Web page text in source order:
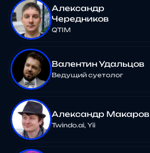
Александр
Чередников
QTIM
Валентин Удальцов
Ведущий суетолог
Александр Макаров
Twindo.ai, Yii